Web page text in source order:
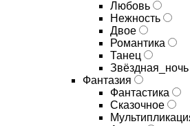
Любовь
Нежность
Двое
Романтика
Танец
Звёздная_ночь
Фантазия
Фантастика
Сказочное